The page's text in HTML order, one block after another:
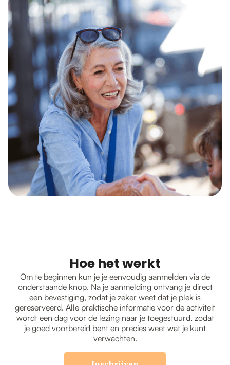
Hoe het werkt
Om te beginnen kun je je eenvoudig aanmelden via de
onderstaande knop. Na je aanmelding ontvang je direct
een bevestiging, zodat je zeker weet dat je plek is
gereserveerd. Alle praktische informatie voor de activiteit
wordt een dag voor de lezing naar je toegestuurd, zodat
je goed voorbereid bent en precies weet wat je kunt
verwachten.